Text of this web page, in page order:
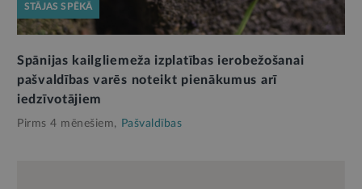
STĀJAS SPĒKĀ
Spānijas kailgliemeža izplatības ierobežošanai
pašvaldības varēs noteikt pienākumus arī
iedzīvotājiem
Pirms 4 mēnešiem, Pašvaldības